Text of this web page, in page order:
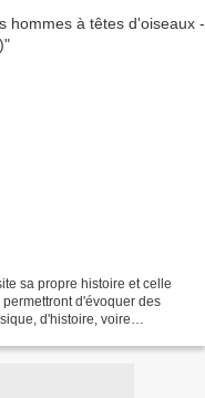
sa propre histoire et celle
d'évoquer des
d'histoire, voire